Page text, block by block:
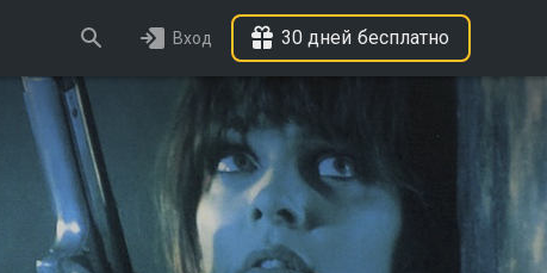
Вход 30 дней бесплатно